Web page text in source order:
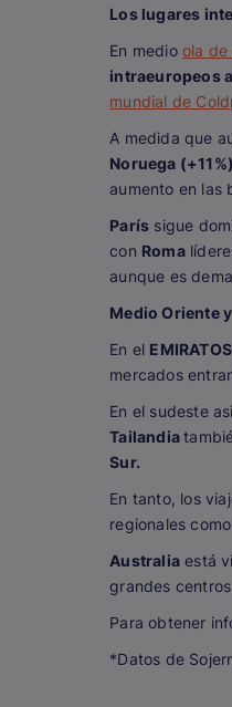
Los lugares
En medio ola de
intraeuropeos
mundial de
A medida que
Noruega
aumento en las
París sigue
con Roma
aunque es
Medio Oriente
En el
mercados
En el sudeste
Tailandia
Sur.
En tanto, los
regionales
Australia está
grandes
Para obtener
*Datos de